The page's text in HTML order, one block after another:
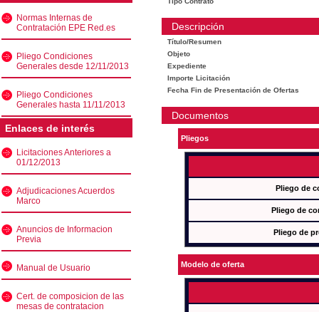
Normas Internas de
Contratación EPE Red.es
Pliego Condiciones
Generales desde 12/11/2013
Pliego Condiciones
Generales hasta 11/11/2013
Enlaces de interés
Licitaciones Anteriores a
01/12/2013
Adjudicaciones Acuerdos
Marco
Anuncios de Informacion
Previa
Manual de Usuario
Cert. de composicion de las
mesas de contratacion
Descripción
Título/Resumen
Objeto
Expediente
Importe Licitación
Fecha Fin de Presentación de Ofertas
Documentos
Pliegos
Pliego de
Pliego de
Pliego de
Modelo de oferta